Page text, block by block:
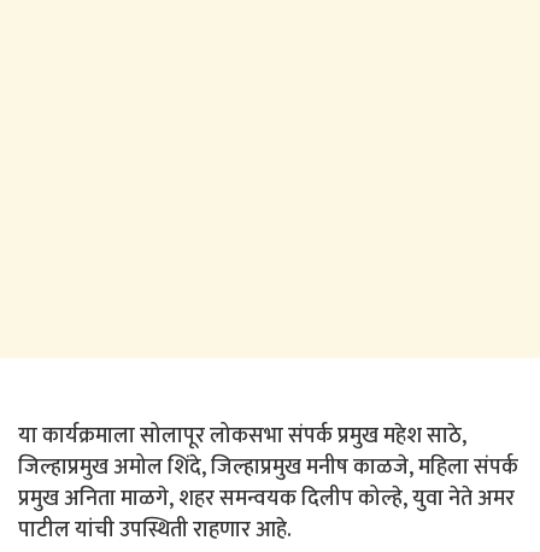
या कार्यक्रमाला सोलापूर लोकसभा संपर्क प्रमुख महेश साठे,
जिल्हाप्रमुख अमोल शिंदे, जिल्हाप्रमुख मनीष काळजे, महिला संपर्क
प्रमुख अनिता माळगे, शहर समन्वयक दिलीप कोल्हे, युवा नेते अमर
पाटील यांची उपस्थिती राहणार आहे.